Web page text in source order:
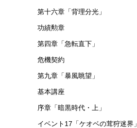
第十六章「背理分光」
功績勲章
第四章「急転直下」
危機契約
第九章「暴風眺望」
基本講座
序章「暗黒時代・上」
イベント17「ケオベの茸狩迷界」